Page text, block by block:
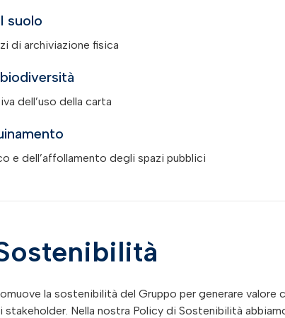
suolo
di archiviazione fisica
dell’uso della carta
e dell’affollamento degli spazi pubblici
la sostenibilità del Gruppo per generare valore
Nella nostra Policy di Sostenibilità